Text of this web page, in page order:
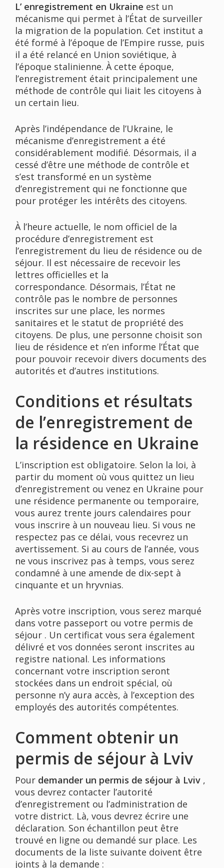
L’ enregistrement en Ukraine est un
mécanisme qui permet à l’État de surveiller
la migration de la population. Cet institut a
été formé à l’époque de l’Empire russe, puis
il a été relancé en Union soviétique, à
l’époque stalinienne. À cette époque,
l’enregistrement était principalement une
méthode de contrôle qui liait les citoyens à
un certain lieu.
Après l’indépendance de l’Ukraine, le
mécanisme d’enregistrement a été
considérablement modifié. Désormais, il a
cessé d’être une méthode de contrôle et
s’est transformé en un système
d’enregistrement qui ne fonctionne que
pour protéger les intérêts des citoyens.
À l’heure actuelle, le nom officiel de la
procédure d’enregistrement est
l’enregistrement du lieu de résidence ou de
séjour. Il est nécessaire de recevoir les
lettres officielles et la
correspondance. Désormais, l’État ne
contrôle pas le nombre de personnes
inscrites sur une place, les normes
sanitaires et le statut de propriété des
citoyens. De plus, une personne choisit son
lieu de résidence et n’en informe l’État que
pour pouvoir recevoir divers documents des
autorités et d’autres institutions.
Conditions et résultats
de l’enregistrement de
la résidence en Ukraine
L’inscription est obligatoire. Selon la loi, à
partir du moment où vous quittez un lieu
d’enregistrement ou venez en Ukraine pour
une résidence permanente ou temporaire,
vous aurez trente jours calendaires pour
vous inscrire à un nouveau lieu. Si vous ne
respectez pas ce délai, vous recevrez un
avertissement. Si au cours de l’année, vous
ne vous inscrivez pas à temps, vous serez
condamné à une amende de dix-sept à
cinquante et un hryvnias.
Après votre inscription, vous serez marqué
dans votre passeport ou votre permis de
séjour . Un certificat vous sera également
délivré et vos données seront inscrites au
registre national. Les informations
concernant votre inscription seront
stockées dans un endroit spécial, où
personne n’y aura accès, à l’exception des
employés des autorités compétentes.
Comment obtenir un
permis de séjour à Lviv
Pour demander un permis de séjour à Lviv ,
vous devrez contacter l’autorité
d’enregistrement ou l’administration de
votre district. Là, vous devrez écrire une
déclaration. Son échantillon peut être
trouvé en ligne ou demandé sur place. Les
documents de la liste suivante doivent être
joints à la demande :